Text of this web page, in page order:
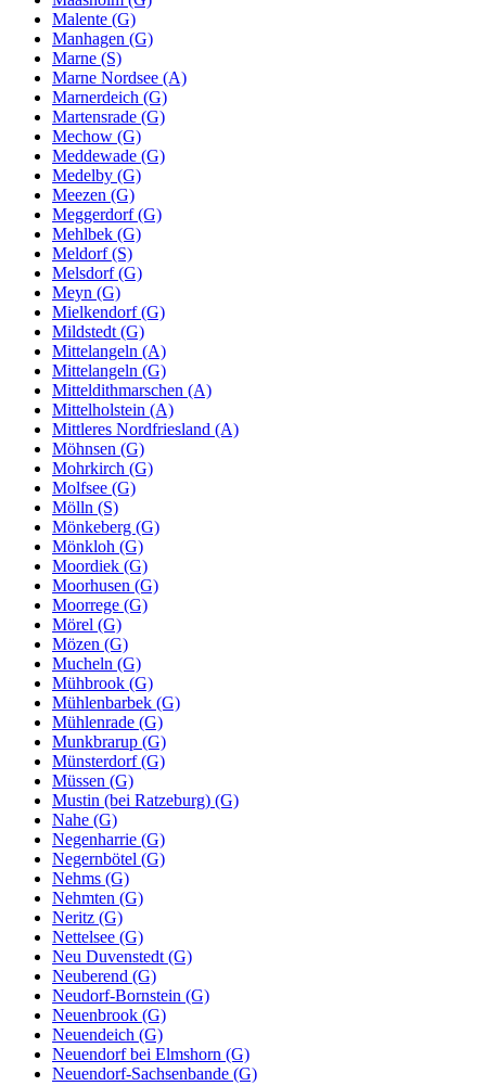
Malente (G)
Manhagen (G)
Marne (S)
Marne Nordsee (A)
Marnerdeich (G)
Martensrade (G)
Mechow (G)
Meddewade (G)
Medelby (G)
Meezen (G)
Meggerdorf (G)
Mehlbek (G)
Meldorf (S)
Melsdorf (G)
Meyn (G)
Mielkendorf (G)
Mildstedt (G)
Mittelangeln (A)
Mittelangeln (G)
Mitteldithmarschen (A)
Mittelholstein (A)
Mittleres Nordfriesland (A)
Möhnsen (G)
Mohrkirch (G)
Molfsee (G)
Mölln (S)
Mönkeberg (G)
Mönkloh (G)
Moordiek (G)
Moorhusen (G)
Moorrege (G)
Mörel (G)
Mözen (G)
Mucheln (G)
Mühbrook (G)
Mühlenbarbek (G)
Mühlenrade (G)
Munkbrarup (G)
Münsterdorf (G)
Müssen (G)
Mustin (bei Ratzeburg) (G)
Nahe (G)
Negenharrie (G)
Negernbötel (G)
Nehms (G)
Nehmten (G)
Neritz (G)
Nettelsee (G)
Neu Duvenstedt (G)
Neuberend (G)
Neudorf-Bornstein (G)
Neuenbrook (G)
Neuendeich (G)
Neuendorf bei Elmshorn (G)
Neuendorf-Sachsenbande (G)